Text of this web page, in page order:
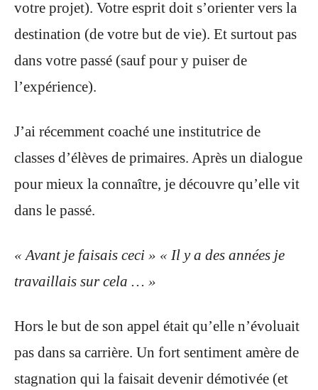
votre projet). Votre esprit doit s’orienter vers la
destination (de votre but de vie). Et surtout pas
dans votre passé (sauf pour y puiser de
l’expérience).
J’ai récemment coaché une institutrice de
classes d’élèves de primaires. Après un dialogue
pour mieux la connaître, je découvre qu’elle vit
dans le passé.
« Avant je faisais ceci » « Il y a des années je
travaillais sur cela … »
Hors le but de son appel était qu’elle n’évoluait
pas dans sa carrière. Un fort sentiment amère de
stagnation qui la faisait devenir démotivée (et